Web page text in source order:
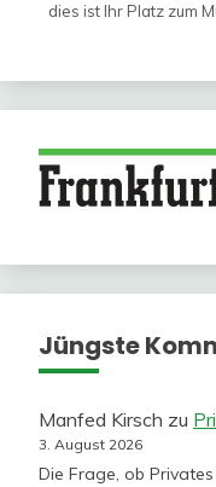
dies ist Ihr Platz zum
Jüngste
Manfed Kirsch zu
3. August 2026
Die Frage, ob